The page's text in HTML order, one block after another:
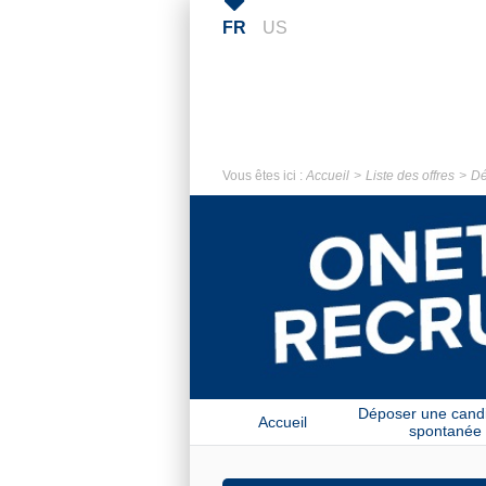
FR US
Vous êtes ici : Accueil Liste des offres
Accueil
Déposer une
spontanée